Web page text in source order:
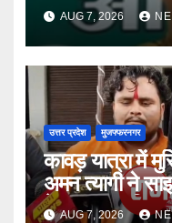
छोड़ीAUG 7, 2026
उत्तर प्रदेश मुजफ्फरनगर
कावड़ यात्रा में
अमन त्यागी ने
के बयान का किया
AUG 7, 2026